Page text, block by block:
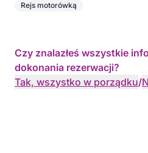
Rejs motorówką
Czy znalazłeś wszystkie
dokonania rezerwacji?
Tak, wszystko w porządku/